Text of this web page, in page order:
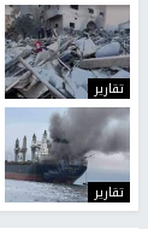
تقارير
تقارير